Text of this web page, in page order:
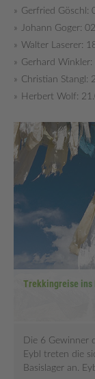
Gerfried Göschl:
Johann Goger:
Walter Laserer:
Gerhard
Christian Stangl:
Herbert Wolf:
Trekkingreise ins
Die 6 Gewinner
Eybl treten die
Basislager an.